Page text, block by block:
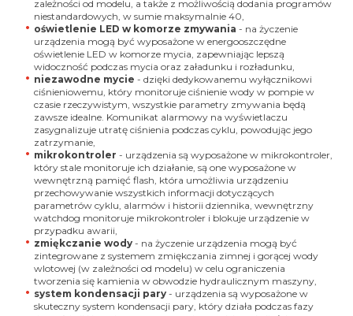
zależności od modelu, a także z możliwością dodania programów
niestandardowych, w sumie maksymalnie 40,
oświetlenie LED w komorze zmywania - na życzenie
urządzenia mogą być wyposażone w energooszczędne
oświetlenie LED w komorze mycia, zapewniając lepszą
widoczność podczas mycia oraz załadunku i rozładunku,
niezawodne mycie - dzięki dedykowanemu wyłącznikowi
ciśnieniowemu, który monitoruje ciśnienie wody w pompie w
czasie rzeczywistym, wszystkie parametry zmywania będą
zawsze idealne. Komunikat alarmowy na wyświetlaczu
zasygnalizuje utratę ciśnienia podczas cyklu, powodując jego
zatrzymanie,
mikrokontroler - urządzenia są wyposażone w mikrokontroler,
który stale monitoruje ich działanie, są one wyposażone w
wewnętrzną pamięć flash, która umożliwia urządzeniu
przechowywanie wszystkich informacji dotyczących
parametrów cyklu, alarmów i historii dziennika, wewnętrzny
watchdog monitoruje mikrokontroler i blokuje urządzenie w
przypadku awarii,
zmiękczanie wody - na życzenie urządzenia mogą być
zintegrowane z systemem zmiękczania zimnej i gorącej wody
wlotowej (w zależności od modelu) w celu ograniczenia
tworzenia się kamienia w obwodzie hydraulicznym maszyny,
system kondensacji pary - urządzenia są wyposażone w
skuteczny system kondensacji pary, który działa podczas fazy